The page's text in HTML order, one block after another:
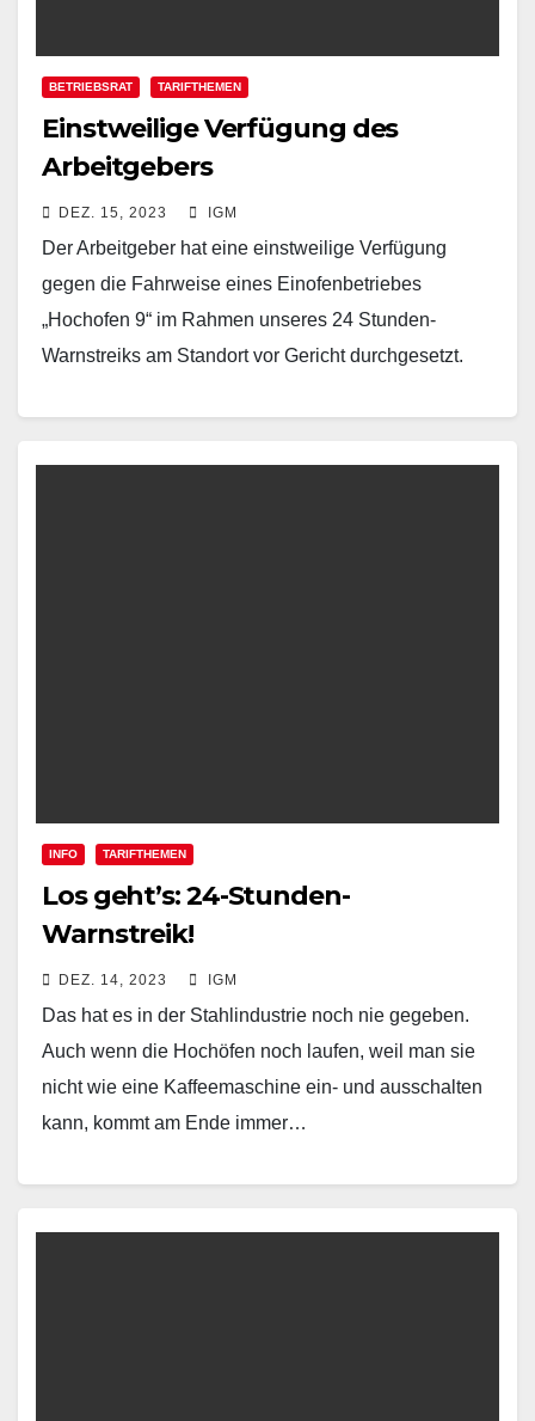
BETRIEBSRAT TARIFTHEMEN
Einstweilige Verfügung des
Arbeitgebers
DEZ. 15, 2023 IGM
Der Arbeitgeber hat eine einstweilige Verfügung
gegen die Fahrweise eines Einofenbetriebes
„Hochofen 9“ im Rahmen unseres 24 Stunden-
Warnstreiks am Standort vor Gericht durchgesetzt.
INFO TARIFTHEMEN
Los geht’s: 24-Stunden-
Warnstreik!
DEZ. 14, 2023 IGM
Das hat es in der Stahlindustrie noch nie gegeben.
Auch wenn die Hochöfen noch laufen, weil man sie
nicht wie eine Kaffeemaschine ein- und ausschalten
kann, kommt am Ende immer…